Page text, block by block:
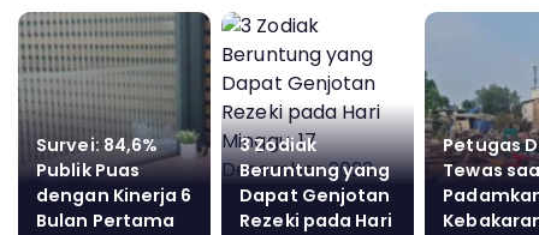
Survei: 84,6%
Publik Puas
dengan Kinerja 6
Bulan Pertama
3 Zodiak
Beruntung yang
Dapat Genjotan
Rezeki pada Hari
Petugas
Tewas